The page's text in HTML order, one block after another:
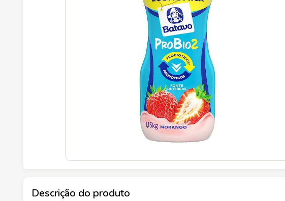
Descrição do produto
º
leite integral
10º chocolate